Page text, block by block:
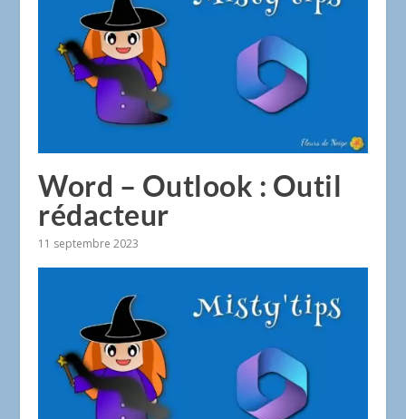
Word – Outlook : Outil
rédacteur
11 septembre 2023